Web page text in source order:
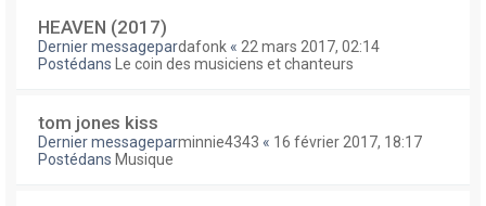
HEAVEN (2017)
Dernier messagepardafonk « 22 mars 2017, 02:14
Postédans
Le coin des musiciens et chanteurs
tom jones kiss
Dernier messageparminnie4343 « 16 février 2017, 18:17
Postédans Musique